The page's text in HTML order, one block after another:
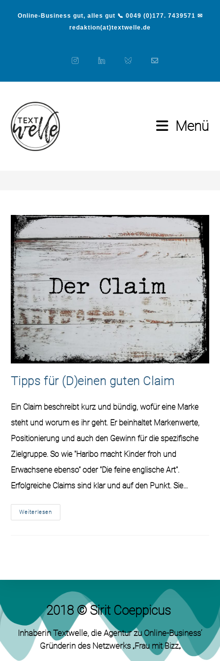
Online-Business gut, alles gut 📞 0049 (0)177. 7439571 ✉
redaktion(at)textwelle.de
Menü
Tu was Du liebst
Tipps für (D)einen guten Claim
Ein Claim beschreibt kurz und bündig, wofür eine Marke
steht und worum es ihr geht. Er beinhaltet Markenwerte,
Positionierung und auch den Gewinn für die spezifische
Zielgruppe. So wie "Haribo macht Kinder froh und
Erwachsene ebenso" oder "Die feine englische Art".
Erfolgreiche Claims sind klar und auf den Punkt. Sie…
Weiterlesen
2018 © Sirit Coeppicus
Inhaberin Textwelle, die Agentur zu Online-Business‘
Gründerin des Netzwerks „Frau mit Bizz„